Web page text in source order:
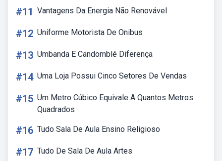
#11 Vantagens Da Energia Não Renovável
#12 Uniforme Motorista De Onibus
#13 Umbanda E Candomblé Diferença
#14 Uma Loja Possui Cinco Setores De Vendas
#15 Um Metro Cúbico Equivale A Quantos Metros
Quadrados
#16 Tudo Sala De Aula Ensino Religioso
#17 Tudo De Sala De Aula Artes